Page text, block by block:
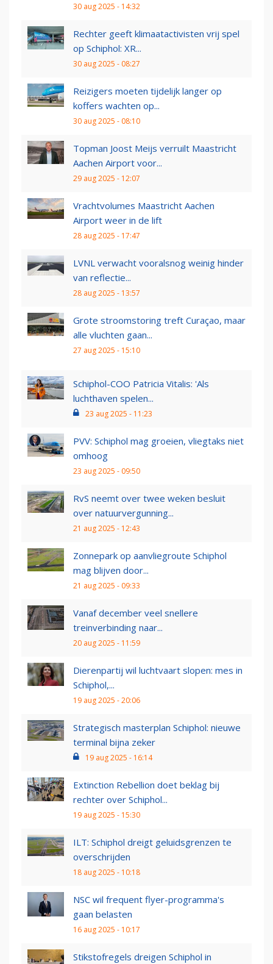
30 aug 2025 - 14:32
Rechter geeft klimaatactivisten vrij spel
op Schiphol: XR...
30 aug 2025 - 08:27
Reizigers moeten tijdelijk langer op
koffers wachten op...
30 aug 2025 - 08:10
Topman Joost Meijs verruilt Maastricht
Aachen Airport voor...
29 aug 2025 - 12:07
Vrachtvolumes Maastricht Aachen
Airport weer in de lift
28 aug 2025 - 17:47
LVNL verwacht vooralsnog weinig hinder
van reflectie...
28 aug 2025 - 13:57
Grote stroomstoring treft Curaçao, maar
alle vluchten gaan...
27 aug 2025 - 15:10
Schiphol-COO Patricia Vitalis: 'Als
luchthaven spelen...
23 aug 2025 - 11:23
PVV: Schiphol mag groeien, vliegtaks niet
omhoog
23 aug 2025 - 09:50
RvS neemt over twee weken besluit
over natuurvergunning...
21 aug 2025 - 12:43
Zonnepark op aanvliegroute Schiphol
mag blijven door...
21 aug 2025 - 09:33
Vanaf december veel snellere
treinverbinding naar...
20 aug 2025 - 11:59
Dierenpartij wil luchtvaart slopen: mes in
Schiphol,...
19 aug 2025 - 20:06
Strategisch masterplan Schiphol: nieuwe
terminal bijna zeker
19 aug 2025 - 16:14
Extinction Rebellion doet beklag bij
rechter over Schiphol...
19 aug 2025 - 15:30
ILT: Schiphol dreigt geluidsgrenzen te
overschrijden
18 aug 2025 - 10:18
NSC wil frequent flyer-programma's
gaan belasten
16 aug 2025 - 10:17
Stikstofregels dreigen Schiphol in